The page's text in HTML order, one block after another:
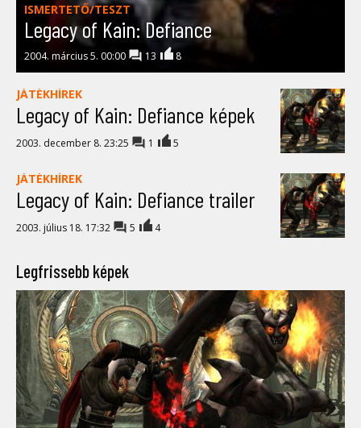
ISMERTETŐ/TESZT
Legacy of Kain: Defiance
2004. március 5. 00:00 13 8
JÁTÉKHÍREK
Legacy of Kain: Defiance képek
2003. december 8. 23:25 1 5
JÁTÉKHÍREK
Legacy of Kain: Defiance trailer
2003. július 18. 17:32 5 4
Legfrissebb képek